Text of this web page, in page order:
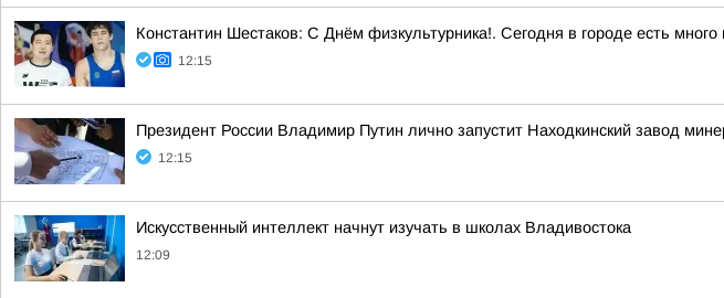
Константин Шестаков: С Днём физкультурника!. Сегодня в городе есть
12:15
Президент России Владимир Путин лично запустит Находкинский завод
12:15
Искусственный интеллект начнут изучать в школах Владивостока
12:09